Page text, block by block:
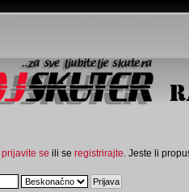
prijavite se ili se registrirajte . Jeste li